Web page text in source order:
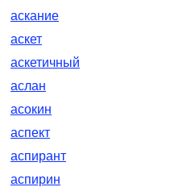
аскание
аскет
аскетичный
аслан
асокин
аспект
аспирант
аспирин